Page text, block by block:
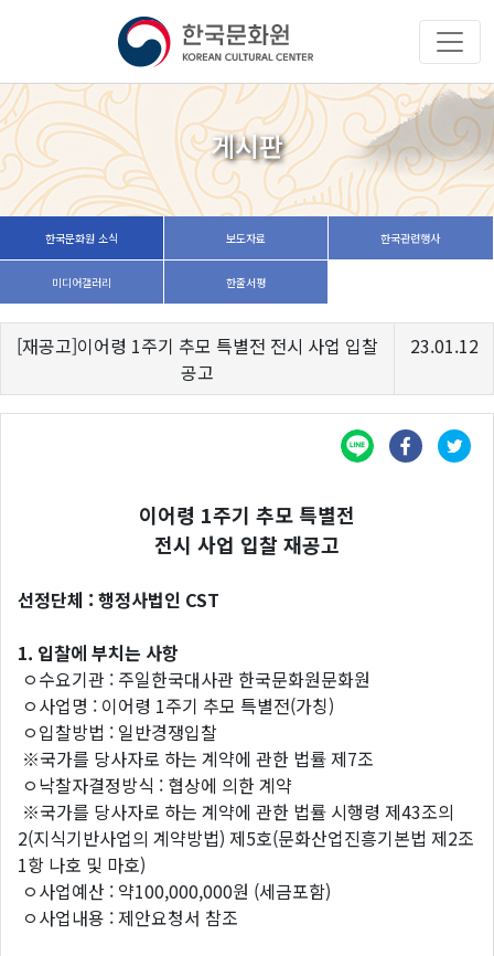
게시판
한국문화원 소식 보도자료 한국관련행사
미디어갤러리 한줄서평
[재공고]이어령 1주기 추모 특별전 전시 사업 입찰
공고
23.01.12
이어령 1주기 추모 특별전
전시 사업 입찰 재공고
선정단체 : 행정사법인 CST
1. 입찰에 부치는 사항
ㅇ수요기관 : 주일한국대사관 한국문화원문화원
ㅇ사업명 : 이어령 1주기 추모 특별전(가칭)
ㅇ입찰방법 : 일반경쟁입찰
※국가를 당사자로 하는 계약에 관한 법률 제7조
ㅇ낙찰자결정방식 : 협상에 의한 계약
※국가를 당사자로 하는 계약에 관한 법률 시행령 제43조의
2(지식기반사업의 계약방법) 제5호(문화산업진흥기본법 제2조
1항 나호 및 마호)
ㅇ사업예산 : 약100,000,000원 (세금포함)
ㅇ사업내용 : 제안요청서 참조